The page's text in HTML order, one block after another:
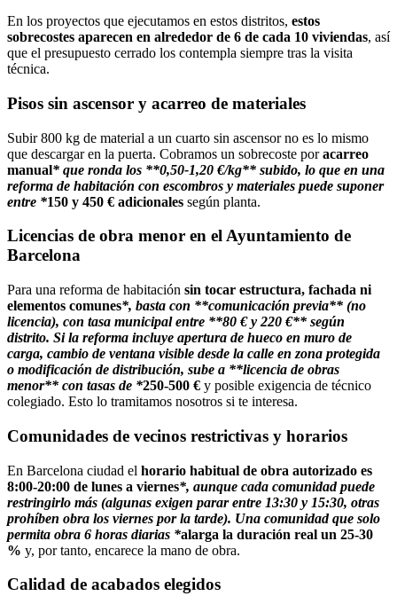
En los proyectos que ejecutamos en estos distritos, estos
sobrecostes aparecen en alrededor de 6 de cada 10 viviendas, así
que el presupuesto cerrado los contempla siempre tras la visita
técnica.
Pisos sin ascensor y acarreo de materiales
Subir 800 kg de material a un cuarto sin ascensor no es lo mismo
que descargar en la puerta. Cobramos un sobrecoste poracarreo
manual* que ronda los **0,50-1,20 €/kg** subido, lo que en una
reforma de habitación con escombros y materiales puede suponer
entre *150 y 450 € adicionales según planta.
Licencias de obra menor en el Ayuntamiento de
Barcelona
Para una reforma de habitación sin tocar estructura, fachada ni
elementos comunes*, basta con **comunicación previa** (no
licencia), con tasa municipal entre **80 € y 220 €** según
distrito. Si la reforma incluye apertura de hueco en muro de
carga, cambio de ventana visible desde la calle en zona protegida
o modificación de distribución, sube a **licencia de obras
menor** con tasas de *250-500 € y posible exigencia de técnico
colegiado. Esto lo tramitamos nosotros si te interesa.
Comunidades de vecinos restrictivas y horarios
En Barcelona ciudad el horario habitual de obra autorizado es
8:00-20:00 de lunes a viernes*, aunque cada comunidad puede
restringirlo más (algunas exigen parar entre 13:30 y 15:30, otras
prohíben obra los viernes por la tarde). Una comunidad que solo
permita obra 6 horas diarias *alarga la duración real un 25-30
% y, por tanto, encarece la mano de obra.
Calidad de acabados elegidos